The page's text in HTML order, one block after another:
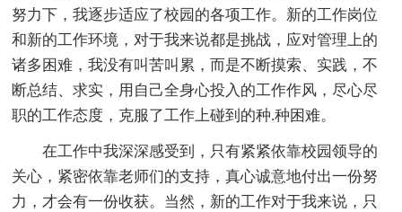
努力下，我逐步适应了校园的各项工作。新的工作岗位
和新的工作环境，对于我来说都是挑战，应对管理上的
诸多困难，我没有叫苦叫累，而是不断摸索、实践，不
断总结、求实，用自己全身心投入的工作作风，尽心尽
职的工作态度，克服了工作上碰到的种.种困难。
在工作中我深深感受到，只有紧紧依靠校园领导的
关心，紧密依靠老师们的支持，真心诚意地付出一份努
力，才会有一份收获。当然，新的工作对于我来说，只